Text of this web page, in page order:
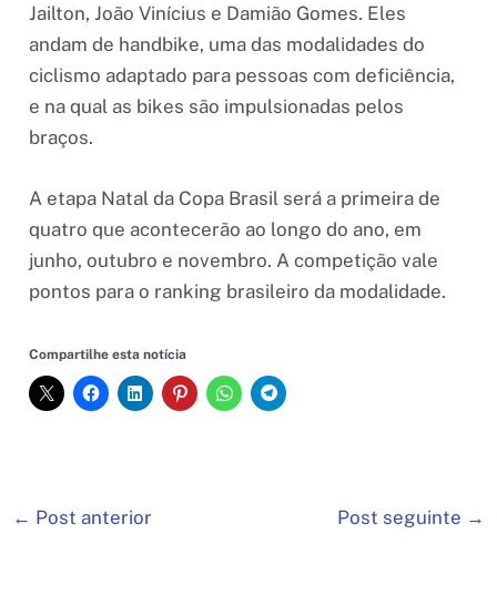
Jailton, João Vinícius e Damião Gomes. Eles
andam de handbike, uma das modalidades do
ciclismo adaptado para pessoas com deficiência,
e na qual as bikes são impulsionadas pelos
braços.
A etapa Natal da Copa Brasil será a primeira de
quatro que acontecerão ao longo do ano, em
junho, outubro e novembro. A competição vale
pontos para o ranking brasileiro da modalidade.
Compartilhe esta notícia
← Post anterior Post seguinte →